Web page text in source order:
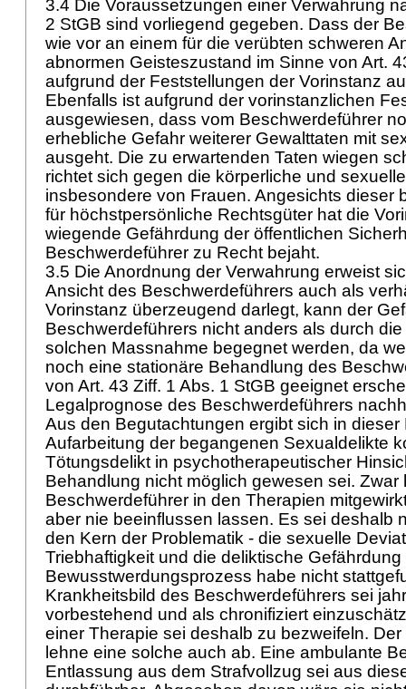
3.4 Die Voraussetzungen einer Verwahrung
2 StGB sind vorliegend gegeben. Dass der
wie vor an einem für die verübten schweren
abnormen Geisteszustand im Sinne von Art.
aufgrund der Feststellungen der Vorinstanz
Ebenfalls ist aufgrund der vorinstanzlichen
ausgewiesen, dass vom Beschwerdeführer
erhebliche Gefahr weiterer Gewalttaten mit
ausgeht. Die zu erwartenden Taten wiegen
richtet sich gegen die körperliche und
insbesondere von Frauen. Angesichts dieser
für höchstpersönliche Rechtsgüter hat die
wiegende Gefährdung der öffentlichen
Beschwerdeführer zu Recht bejaht.
3.5 Die Anordnung der Verwahrung erweist
Ansicht des Beschwerdeführers auch als
Vorinstanz überzeugend darlegt, kann der
Beschwerdeführers nicht anders als durch
solchen Massnahme begegnet werden, da
noch eine stationäre Behandlung des
von Art. 43 Ziff. 1 Abs. 1 StGB geeignet
Legalprognose des Beschwerdeführers
Aus den Begutachtungen ergibt sich in
Aufarbeitung der begangenen Sexualdelikte
Tötungsdelikt in psychotherapeutischer
Behandlung nicht möglich gewesen sei. Zwar
Beschwerdeführer in den Therapien
aber nie beeinflussen lassen. Es sei deshalb
den Kern der Problematik - die sexuelle
Triebhaftigkeit und die deliktische
Bewusstwerdungsprozess habe nicht
Krankheitsbild des Beschwerdeführers sei
vorbestehend und als chronifiziert
einer Therapie sei deshalb zu bezweifeln.
lehne eine solche auch ab. Eine ambulante
Entlassung aus dem Strafvollzug sei aus